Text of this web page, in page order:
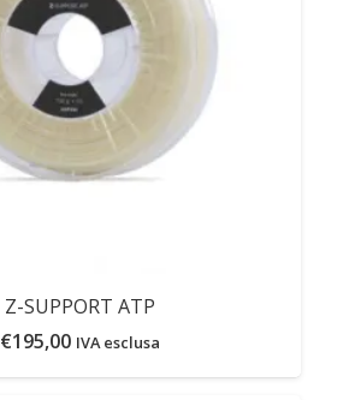
Z-SUPPORT ATP
€195,00 IVA esclusa